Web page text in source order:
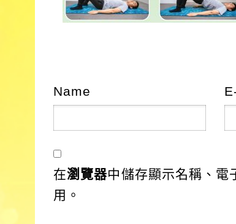
Name
在瀏覽器中儲存顯示名稱、電
用。